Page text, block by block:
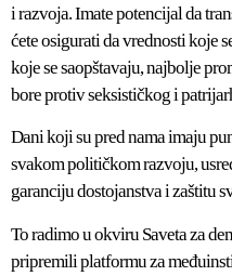
i razvoja. Imate potencijal da
ćete osigurati da vrednosti koje
koje se saopštavaju, najbolje
bore protiv seksističkog i
Dani koji su pred nama imaju
svakom političkom razvoju,
garanciju dostojanstva i zaštitu
To radimo u okviru Saveta za
pripremili platformu za